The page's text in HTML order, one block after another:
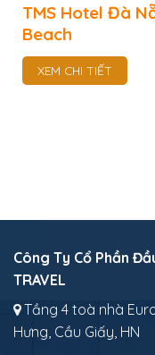
TMS Hotel Đà
Beach
XEM CHI TIẾT
Công Ty Cổ Phần
TRAVEL
Tầng 4 toà nhà
Hưng, Cầu Giấy, HN